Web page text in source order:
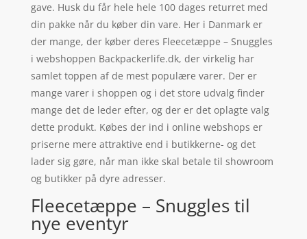
gave. Husk du får hele hele 100 dages returret med
din pakke når du køber din vare. Her i Danmark er
der mange, der køber deres Fleecetæppe – Snuggles
i webshoppen Backpackerlife.dk, der virkelig har
samlet toppen af de mest populære varer. Der er
mange varer i shoppen og i det store udvalg finder
mange det de leder efter, og der er det oplagte valg
dette produkt. Købes der ind i online webshops er
priserne mere attraktive end i butikkerne- og det
lader sig gøre, når man ikke skal betale til showroom
og butikker på dyre adresser.
Fleecetæppe – Snuggles til
nye eventyr